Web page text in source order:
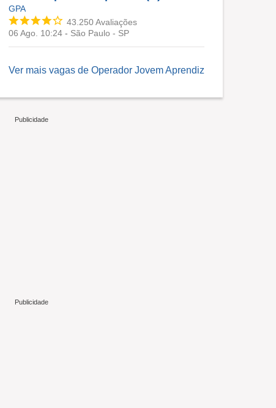
GPA
43.250Avaliações
06 Ago. 10:24 - São Paulo - SP
Ver mais vagas de Operador Jovem Aprendiz